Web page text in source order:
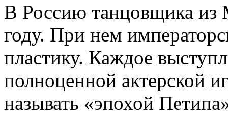
В Россию танцовщика из
году. При нем
пластику. Каждое
полноценной актерской
называть «эпохой